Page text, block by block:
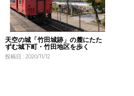
天空の城「竹田城跡」の麓にたた
ずむ城下町・竹田地区を歩く
投稿日 : 2020/11/12